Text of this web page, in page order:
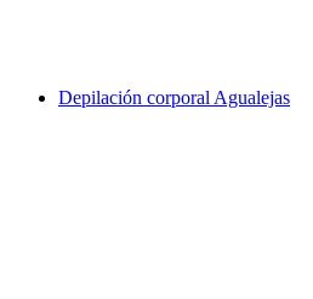
Depilación corporal Agualejas